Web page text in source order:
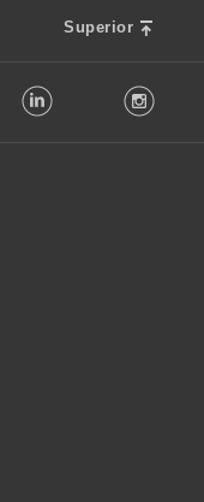
Superior
LinkedIn